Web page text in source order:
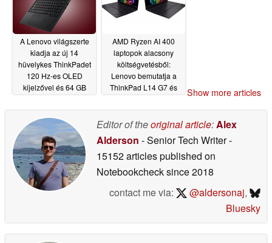
A Lenovo világszerte
kiadja az új 14
hüvelykes ThinkPadet
120 Hz-es OLED
kijelzővel és 64 GB
AMD Ryzen AI 400
laptopok alacsony
költségvetésből:
Lenovo bemutatja a
ThinkPad L14 G7 és
Show more articles
Editor of theoriginal article:Alex
Alderson - Senior Tech Writer-
15152 articles published on
Notebookchecksince 2018
contact me via:
@aldersonaj,
Bluesky